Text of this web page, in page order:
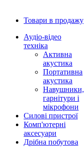
Товари в продажу
Аудіо-відео
техніка
Активна
акустика
Портативна
акустика
Навушники,
гарнітури і
мікрофони
Силові пристрої
Комп'ютерні
аксесуари
Дрібна побутова